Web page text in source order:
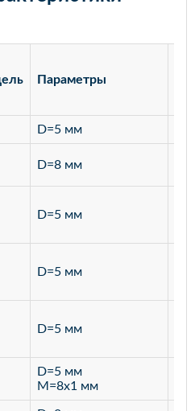
Параметры
D=5 мм
D=8 мм
D=5 мм
D=5 мм
D=5 мм
D=5 мм
M=8х1 мм